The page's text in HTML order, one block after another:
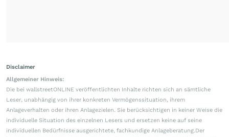
Disclaimer
Allgemeiner Hinweis:
Die bei wallstreetONLINE veröffentlichten Inhalte richten sich an sämtliche
Leser, unabhängig von ihrer konkreten Vermögenssituation, ihrem
Anlageverhalten oder ihren Anlagezielen. Sie berücksichtigen in keiner Weise die
individuelle Situation des einzelnen Lesers und ersetzen keine auf seine
individuellen Bedürfnisse ausgerichtete, fachkundige Anlageberatung.Der